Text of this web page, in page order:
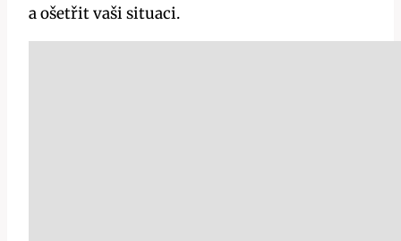
a ošetřit vaši situaci.